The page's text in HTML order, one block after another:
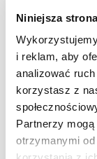
Niniejsza
i reklam, aby
analizować
korzystasz z
Partnerzy
otrzymanymi
Deska SUP Itiwit
Compact
(zestaw)
Decathlon
Czechów
50,00 zł /